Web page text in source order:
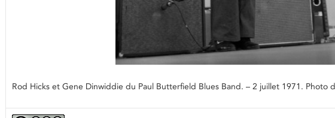
Rod Hicks et Gene Dinwiddie du Paul Butterfield Blues Band. – 2 juillet 1971. Photo